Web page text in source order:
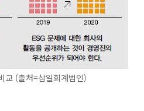
(출처=삼일회계법인)